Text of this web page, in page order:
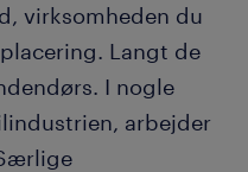
virksomheden du
Langt de
I nogle
arbejder